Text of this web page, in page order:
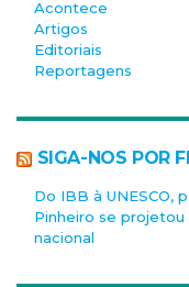
Acontece
Artigos
Editoriais
Reportagens
SIGA-NOS POR
Do IBB à UNESCO,
Pinheiro se
nacional